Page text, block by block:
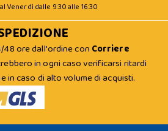
Venerdì dalle 9:30 alle 16:30
48 ore dall'ordine con Corriere
in ogni caso verificarsi ritardi
in caso di alto volume di acquisti.